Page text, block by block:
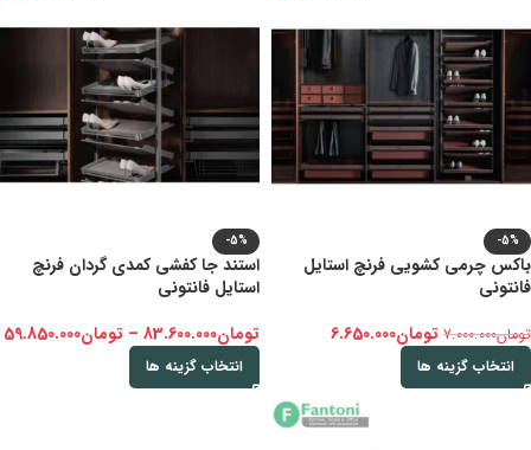
-5%
باکس چرمی کشویی فرنچ استایل
فانتونی
تومان7.000.000 تومان6.650.000
انتخاب گزینه ها
-5%
استند جا کفشی کمدی گردان فرنچ
استایل فانتونی
تومان83.600.000
– تومان59.850.000
انتخاب گزینه ها